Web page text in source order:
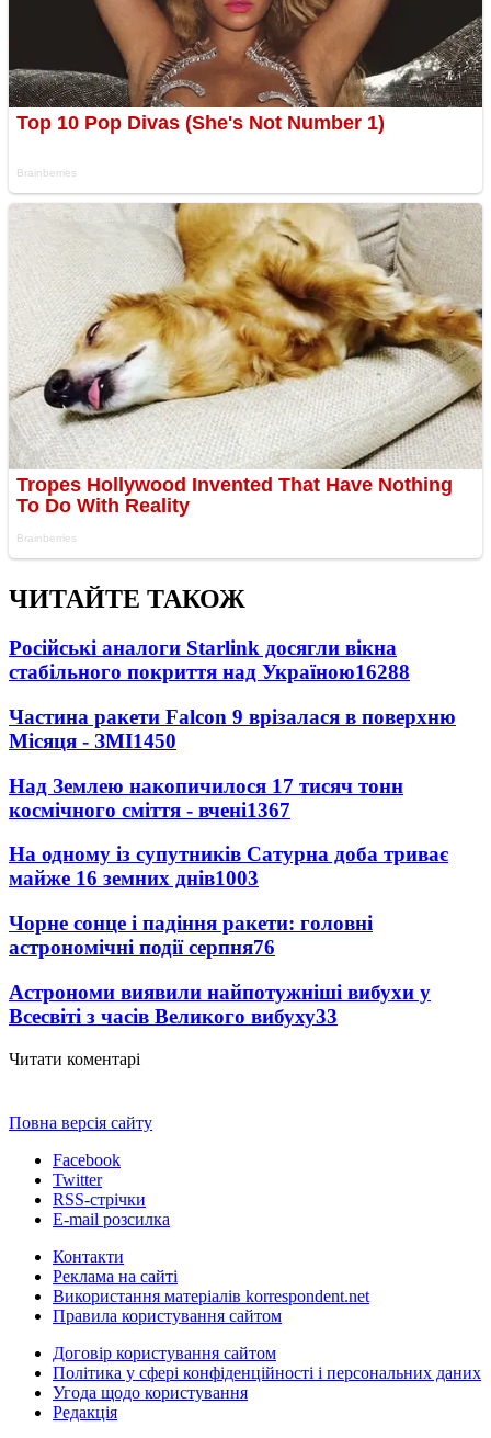
ЧИТАЙТЕ ТАКОЖ
Російські аналоги Starlink досягли вікна
стабільного покриття над Україною16288
Частина ракети Falcon 9 врізалася в поверхню
Місяця - ЗМІ1450
Над Землею накопичилося 17 тисяч тонн
космічного сміття - вчені1367
На одному із супутників Сатурна доба триває
майже 16 земних днів1003
Чорне сонце і падіння ракети: головні
астрономічні події серпня76
Астрономи виявили найпотужніші вибухи у
Всесвіті з часів Великого вибуху33
Читати коментарі
Повна версія сайту
Facebook
Twitter
RSS-стрічки
E-mail розсилка
Контакти
Реклама на сайті
Використання матеріалів korrespondent.net
Правила користування сайтом
Договір користування сайтом
Політика у сфері конфіденційності і персональних даних
Угода щодо користування
Редакція